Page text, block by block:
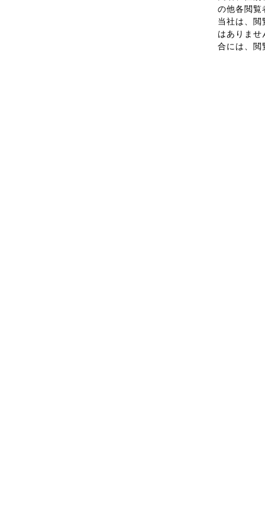
の他各閲覧
当社は、閲
はありませ
合には、閲